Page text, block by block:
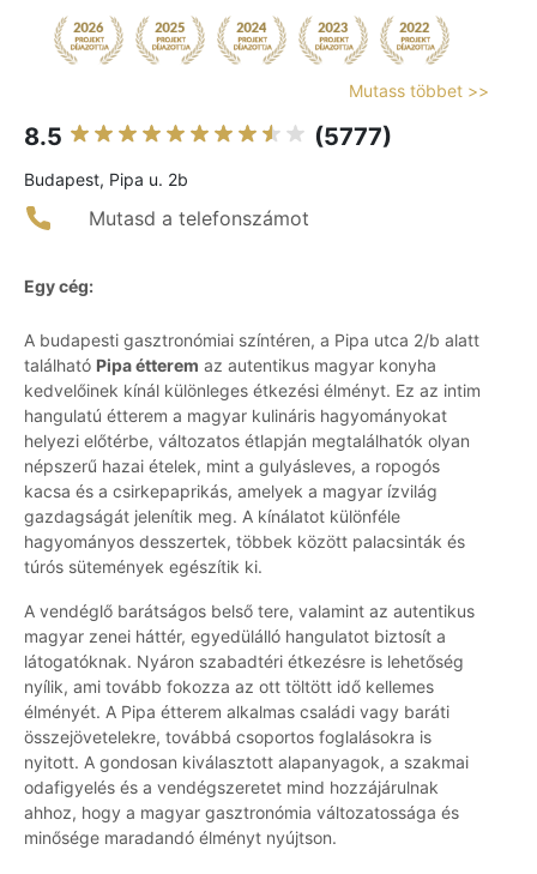
Mutass többet >>
8.5 (5777)
Budapest, Pipa u. 2b
Mutasd a telefonszámot
Egy cég:
A budapesti gasztronómiai színtéren, a Pipa utca 2/b alatt
található Pipa étterem az autentikus magyar konyha
kedvelőinek kínál különleges étkezési élményt. Ez az intim
hangulatú étterem a magyar kulináris hagyományokat
helyezi előtérbe, változatos étlapján megtalálhatók olyan
népszerű hazai ételek, mint a gulyásleves, a ropogós
kacsa és a csirkepaprikás, amelyek a magyar ízvilág
gazdagságát jelenítik meg. A kínálatot különféle
hagyományos desszertek, többek között palacsinták és
túrós sütemények egészítik ki.
A vendéglő barátságos belső tere, valamint az autentikus
magyar zenei háttér, egyedülálló hangulatot biztosít a
látogatóknak. Nyáron szabadtéri étkezésre is lehetőség
nyílik, ami tovább fokozza az ott töltött idő kellemes
élményét. A Pipa étterem alkalmas családi vagy baráti
összejövetelekre, továbbá csoportos foglalásokra is
nyitott. A gondosan kiválasztott alapanyagok, a szakmai
odafigyelés és a vendégszeretet mind hozzájárulnak
ahhoz, hogy a magyar gasztronómia változatossága és
minősége maradandó élményt nyújtson.